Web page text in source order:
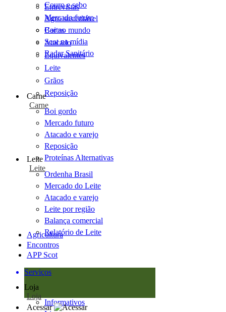
Entrevistas
Agro sustentável
Cartas
Scot na mídia
Radar Sanitário
Couro e sebo
Mercado futuro
Boi no mundo
Atacado
Equivalentes
Leite
Grãos
Reposição
Carne
Carne
Boi gordo
Mercado futuro
Atacado e varejo
Reposição
Proteínas Alternativas
Leite
Leite
Ordenha Brasil
Mercado do Leite
Atacado e varejo
Leite por região
Balança comercial
Relatório de Leite
Agricultura
Encontros
APP Scot
Serviços
Loja
Loja
Informativos
Acessar